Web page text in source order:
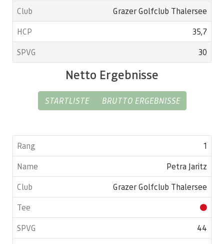
Grazer Golfclub Thalersee
35,7
30
Netto Ergebnisse
STARTLISTE BRUTTO ERGEBNISSE
1
Petra Jaritz
Grazer Golfclub Thalersee
44